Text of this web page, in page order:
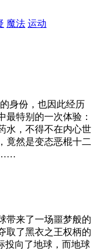
魔法 运动
身份，也因此经历
最特别的一次体验：
水，不得不在内心世
竟然是变态恶棍十二
……
带来了一场噩梦般的
取了黑衣之王权柄的
投向了地球，而地球